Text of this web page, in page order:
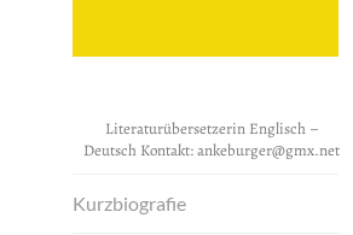
Literaturübersetzerin Englisch –
Deutsch Kontakt:ankeburger@gmx.net
Kurzbiografie